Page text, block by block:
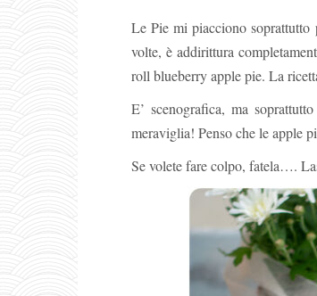
Le Pie mi piacciono
volte, è addirittura
roll blueberry apple pie. La
E’ scenografica, ma
meraviglia! Penso che le apple
Se volete fare colpo, fatela….